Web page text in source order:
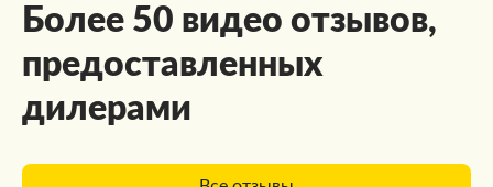
Более 50 видео отзывов,
предоставленных
дилерами